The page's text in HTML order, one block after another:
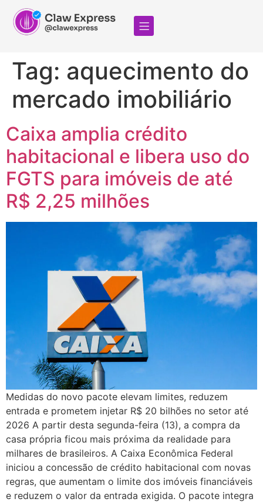
Tag: aquecimento do
mercado imobiliário
Caixa amplia crédito
habitacional e libera uso do
FGTS para imóveis de até
R$ 2,25 milhões
Medidas do novo pacote elevam limites, reduzem
entrada e prometem injetar R$ 20 bilhões no setor até
2026 A partir desta segunda-feira (13), a compra da
casa própria ficou mais próxima da realidade para
milhares de brasileiros. A Caixa Econômica Federal
iniciou a concessão de crédito habitacional com novas
regras, que aumentam o limite dos imóveis financiáveis
e reduzem o valor da entrada exigida. O pacote integra